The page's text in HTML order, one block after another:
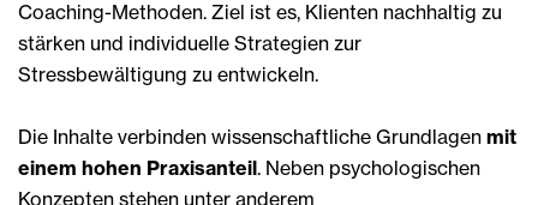
Coaching-Methoden. Ziel ist es, Klienten nachhaltig zu
stärken und individuelle Strategien zur
Stressbewältigung zu entwickeln.
Die Inhalte verbinden wissenschaftliche Grundlagen mit
einem hohen Praxisanteil. Neben psychologischen
Konzepten stehen unter anderem